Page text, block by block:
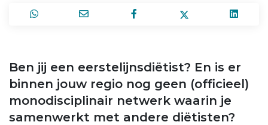
Ben jij een eerstelijnsdiëtist? En is er
binnen jouw regio nog geen (officieel)
monodisciplinair netwerk waarin je
samenwerkt met andere diëtisten?